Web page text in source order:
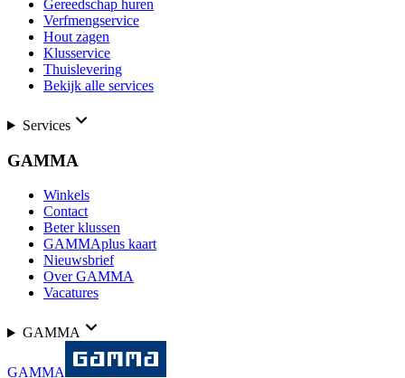
Gereedschap huren
Verfmengservice
Hout zagen
Klusservice
Thuislevering
Bekijk alle services
Services
GAMMA
Winkels
Contact
Beter klussen
GAMMAplus kaart
Nieuwsbrief
Over GAMMA
Vacatures
GAMMA
GAMMA